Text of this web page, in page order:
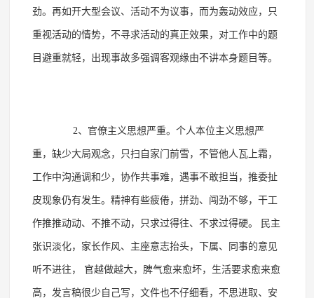
劲。再如开大型会议、活动不为议事，而为轰动效应，只
重视活动的情势，不寻求活动的真正效果，对工作中的题
目避重就轻，出现事故多强调客观缘由不讲本身题目等。
2、官僚主义思想严重。个人本位主义思想严
重，缺少大局观念，只扫自家门前雪，不管他人瓦上霜，
工作中沟通调和少，协作共事难，遇事不敢担当，推委扯
皮现象仍有发生。精神有些疲倦，拼劲、闯劲不够，干工
作推推动动、不推不动，只求过得往、不求过得硬。 民主
张识淡化，家长作风、主座意志抬头，下属、同事的意见
听不进往， 官越做越大，脾气愈来愈坏，生活要求愈来愈
高，发言稿很少自己写，文件也不仔细看，不思进取、安